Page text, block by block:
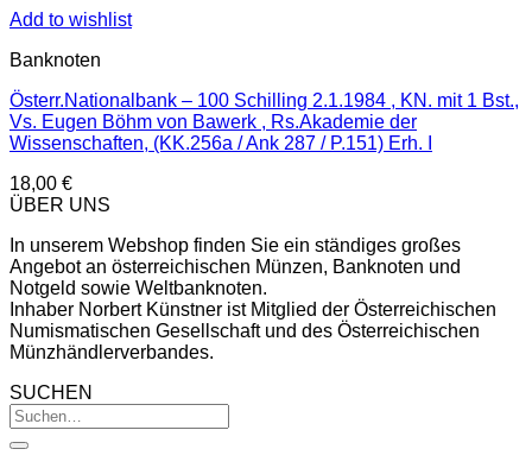
Add to wishlist
Banknoten
Österr.Nationalbank – 100 Schilling 2.1.1984 , KN. mit 1 Bst.,
Vs. Eugen Böhm von Bawerk , Rs.Akademie der
Wissenschaften, (KK.256a / Ank 287 / P.151) Erh. I
18,00 €
ÜBER UNS
In unserem Webshop finden Sie ein ständiges großes
Angebot an österreichischen Münzen, Banknoten und
Notgeld sowie Weltbanknoten.
Inhaber Norbert Künstner ist Mitglied der Österreichischen
Numismatischen Gesellschaft und des Österreichischen
Münzhändlerverbandes.
SUCHEN